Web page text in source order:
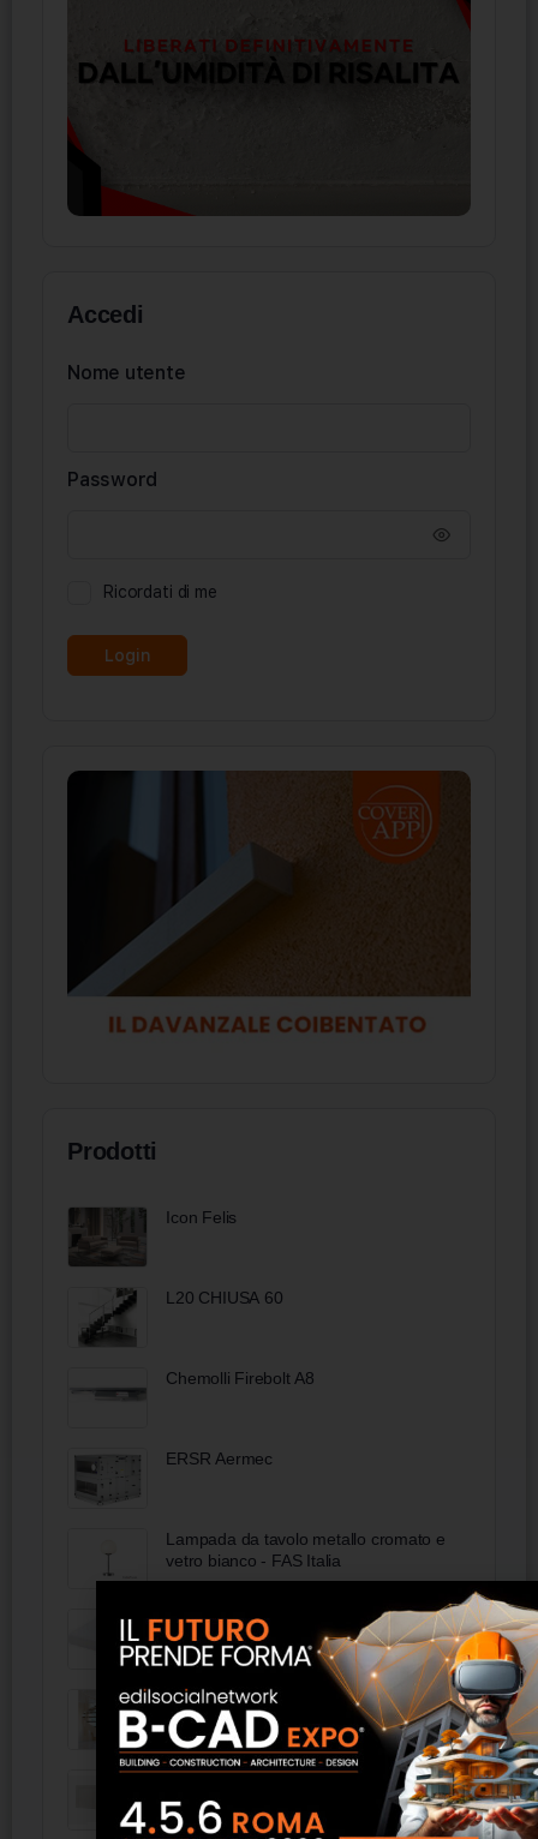
Accedi
Nome utente
Password
Ricordati di me
Prodotti
Icon Felis
L20 CHIUSA 60
Chemolli Firebolt A8
ERSR Aermec
Lampada da tavolo metallo cromato e
vetro bianco - FAS Italia
Coprimaterasso ignifugo con angoli -
FAS Italia
ELICA
illuminazione - FAS Italia